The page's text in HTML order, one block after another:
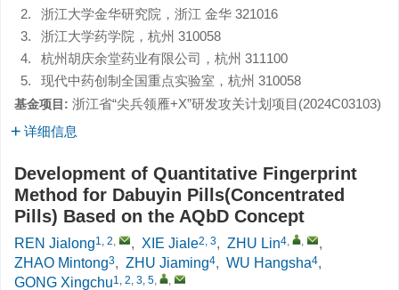
2.
浙江大学金华研究院，浙江 金华 321016
3.
浙江大学药学院，杭州 310058
4.
杭州胡庆余堂药业有限公司，杭州 311100
5.
现代中药创制全国重点实验室，杭州 310058
基金项目: 浙江省“尖兵领雁+X”研发攻关计划项目(2024C03103)
详细信息
Development of Quantitative Fingerprint
Method for Dabuyin Pills(Concentrated
Pills) Based on the AQbD Concept
REN Jialong1, 2, , XIE Jiale2, 3, ZHU Lin4, ,
,
ZHAO Mintong3, ZHU Jiaming4, WU Hangsha4,
GONG Xingchu1, 2, 3, 5, ,